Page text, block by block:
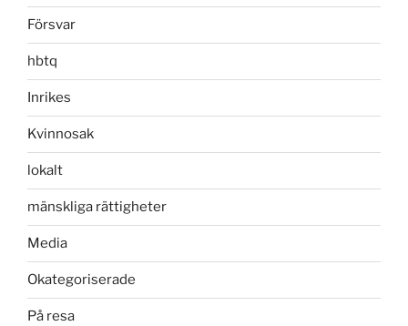
Försvar
hbtq
Inrikes
Kvinnosak
lokalt
mänskliga rättigheter
Media
Okategoriserade
På resa